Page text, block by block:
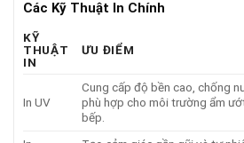
Các Kỹ Thuật In Chính
KỸ
THUẬT
IN
ƯU ĐIỂM
In UV
Cung cấp độ bền cao, chống
phù hợp cho môi trường ẩm
bếp.